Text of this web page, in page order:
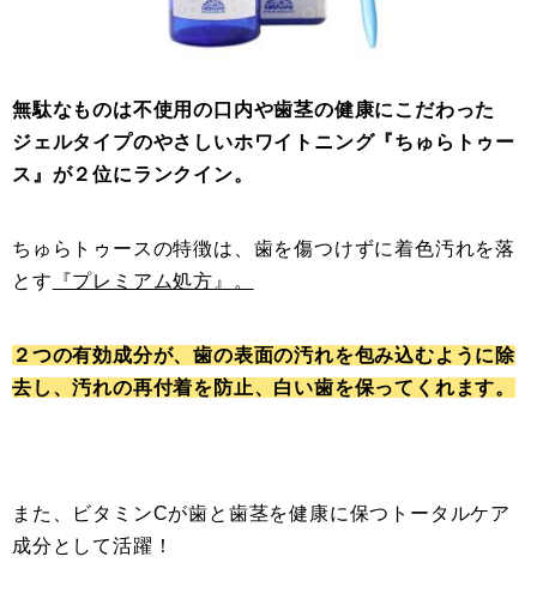
無駄なものは不使用の口内や歯茎の健康にこだわった
ジェルタイプのやさしいホワイトニング『ちゅらトゥー
ス』が２位にランクイン。
ちゅらトゥースの特徴は、歯を傷つけずに着色汚れを落
とす 『プレミアム処方』。
２つの有効成分が、歯の表面の汚れを包み込むように除
去し、汚れの再付着を防止、白い歯を保ってくれます。
また、ビタミンCが歯と歯茎を健康に保つトータルケア
成分として活躍！